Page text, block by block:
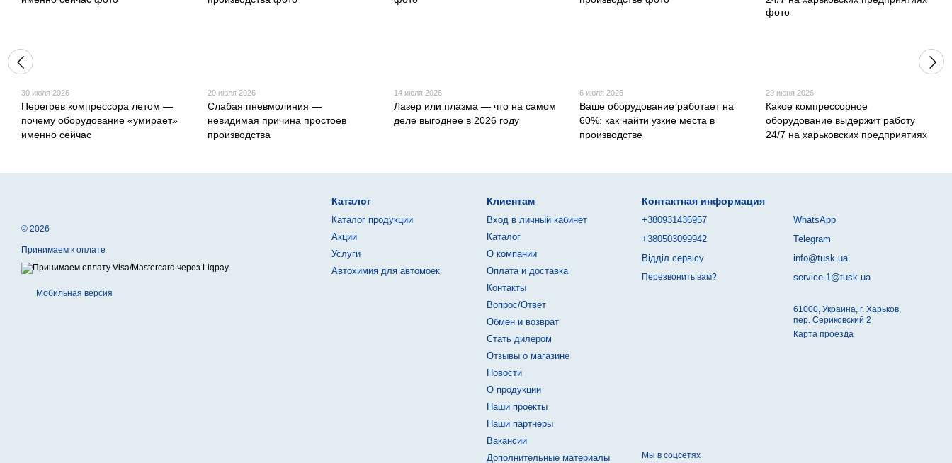
30 июля 2026
Перегрев компрессора летом —
почему оборудование «умирает»
именно сейчас
20 июля 2026
Слабая пневмолиния —
невидимая причина простоев
производства
14 июля 2026
Лазер или плазма — что на самом
деле выгоднее в 2026 году
6 июля 2026
Ваше оборудование работает на
60%: как найти узкие места в
производстве
29 июня 2026
Какое компрессорное
оборудование выдержит работу
24/7 на харьковских предприятиях
© 2026
Принимаем к оплате
Мобильная версия
Каталог
Каталог продукции
Акции
Услуги
Автохимия для автомоек
Клиентам
Вход в личный кабинет
Каталог
О компании
Оплата и доставка
Контакты
Вопрос/Ответ
Обмен и возврат
Стать дилером
Отзывы о магазине
Новости
О продукции
Наши проекты
Наши партнеры
Вакансии
Дополнительные материалы
Контактная информация
+380931436957
+380503099942
Відділ сервісу
Перезвонить вам?
WhatsApp
Telegram
info@tusk.ua
service-1@tusk.ua
61000, Украина, г. Харьков,
пер. Сериковский 2
Карта проезда
Мы в соцсетях